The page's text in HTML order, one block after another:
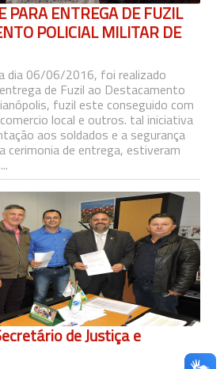
PARA ENTREGA DE FUZIL
POLICIAL MILITAR DE
dia 06/06/2016, foi realizado
de Fuzil ao Destacamento
fuzil este conseguido com
local e outros. tal iniciativa
aos soldados e a segurança
cerimonia de entrega, estiveram
de Justiça e